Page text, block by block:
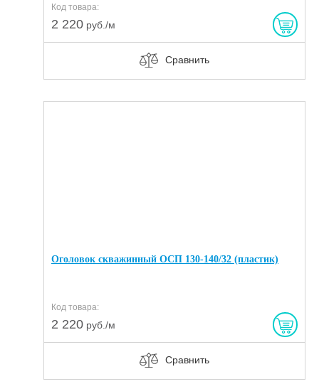
Код товара:
2 220 руб./м
Сравнить
Оголовок скважинный ОСП 130-140/32 (пластик)
Код товара:
2 220 руб./м
Сравнить